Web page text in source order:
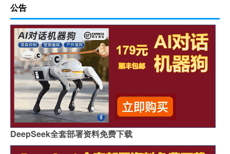
公告
DeepSeek全套部署资料免费下载